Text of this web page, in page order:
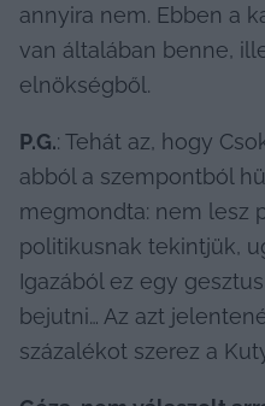
annyira nem. Ebben a
van általában benne,
elnökségből.
P.G.: Tehát az, hogy
abból a szempontból
megmondta: nem lesz
politikusnak tekintjük,
Igazából ez egy
bejutni… Az azt
százalékot szerez a